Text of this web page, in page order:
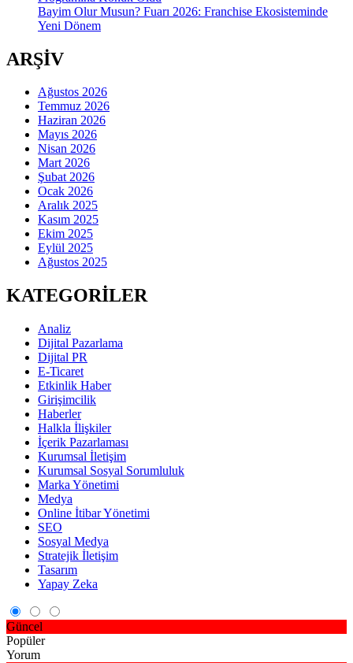
Bayim Olur Musun? Fuarı 2026: Franchise Ekosisteminde
Yeni Dönem
ARŞİV
Ağustos 2026
Temmuz 2026
Haziran 2026
Mayıs 2026
Nisan 2026
Mart 2026
Şubat 2026
Ocak 2026
Aralık 2025
Kasım 2025
Ekim 2025
Eylül 2025
Ağustos 2025
KATEGORİLER
Analiz
Dijital Pazarlama
Dijital PR
E-Ticaret
Etkinlik Haber
Girişimcilik
Haberler
Halkla İlişkiler
İçerik Pazarlaması
Kurumsal İletişim
Kurumsal Sosyal Sorumluluk
Marka Yönetimi
Medya
Online İtibar Yönetimi
SEO
Sosyal Medya
Stratejik İletişim
Tasarım
Yapay Zeka
Güncel
Popüler
Yorum